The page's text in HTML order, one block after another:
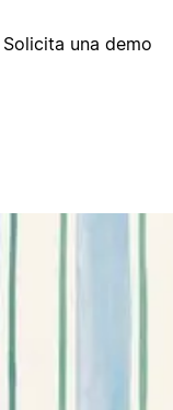
Solicita una demo